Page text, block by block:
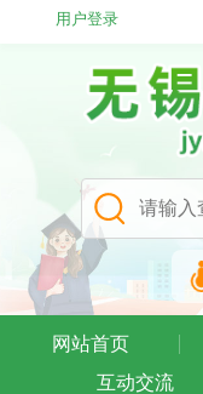
用户登录
网站首页
互动交流